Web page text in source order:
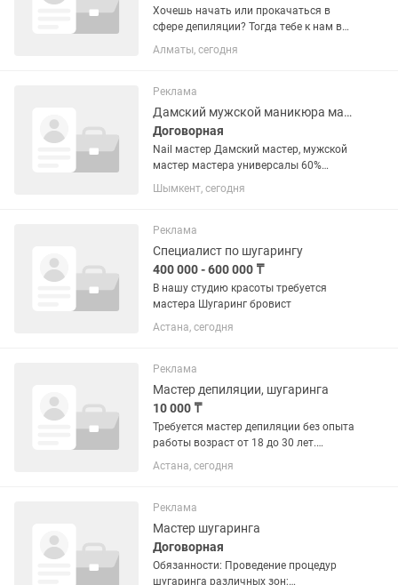
Хочешь начать или прокачаться в
сфере депиляции? Тогда тебе к нам в
центр TURAN 🤍 Мы ищем мастеров:по
шугарингу девушек — с опытом — и без
Обучение платное, но с...
Алматы, сегодня
Реклама
Дамский мужской маникюра мастер наращивание ресниц шугаринг
Договорная
Nail мастер Дамский мастер, мужской
мастер мастера универсалы 60%
мастеру Салон наработанный точка за
остановкой
Шымкент, сегодня
Реклама
Специалист по шугарингу
400 000 - 600 000 ₸
В нашу студию красоты требуется
мастера Шугаринг бровист
Астана, сегодня
Реклама
Мастер депиляции, шугаринга
10 000 ₸
Требуется мастер депиляции без опыта
работы возраст от 18 до 30 лет.
График 2/2 или 6/1 Зарплата
Астана, сегодня
Реклама
Мастер шугаринга
Договорная
Обязанности: Проведение процедур
шугаринга различных зон;